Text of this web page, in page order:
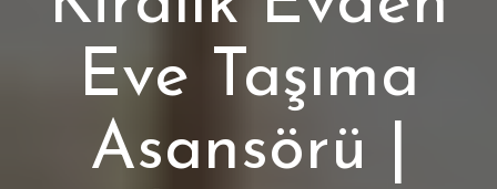
Eve Taşıma
Asansörü |